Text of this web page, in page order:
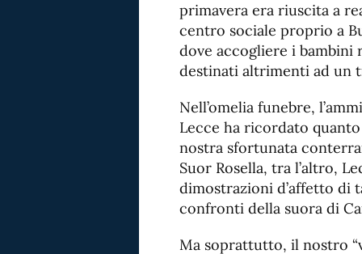
primavera era riuscita a
centro sociale proprio a
dove accogliere i
destinati altrimenti ad un
Nell’omelia funebre,
Lecce ha ricordato
nostra sfortunata
Suor Rosella, tra l’altro,
dimostrazioni d’affetto di
confronti della suora di
Ma soprattutto, il nostro